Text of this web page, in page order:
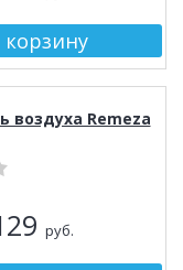
воздуха Remeza
руб.